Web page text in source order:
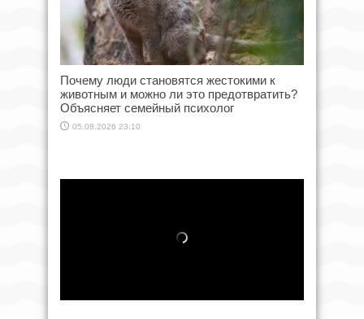
Почему люди становятся жестокими к
животным и можно ли это предотвратить?
Объясняет семейный психолог
05.08.2026 23:10